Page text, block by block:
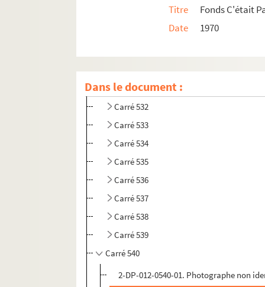
Titre
Fonds C'était
Date
1970
Dans le document :
Carré 530
Carré 531
Carré 532
Carré 533
Carré 534
Carré 535
Carré 536
Carré 537
Carré 538
Carré 539
Carré 540
2-DP-012-0540-01. Photographe non